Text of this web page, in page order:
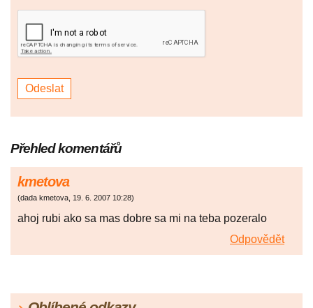
Přehled komentářů
kmetova
(dada kmetova, 19. 6. 2007 10:28)
ahoj rubi ako sa mas dobre sa mi na teba pozeralo
Odpovědět